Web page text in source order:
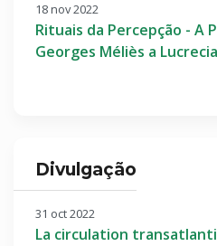
18 nov 2022
Rituais da Percepção - A
Georges Méliès a
Divulgação
31 oct 2022
La circulation